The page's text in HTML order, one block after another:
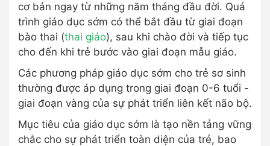
cơ bản ngay từ những năm tháng đầu đời. Quá
trình giáo dục sớm có thể bắt đầu từ giai đoạn
bào thai (thai giáo), sau khi chào đời và tiếp tục
cho đến khi trẻ bước vào giai đoạn mẫu giáo.
Các phương pháp giáo dục sớm cho trẻ sơ sinh
thường được áp dụng trong giai đoạn 0-6 tuổi -
giai đoạn vàng của sự phát triển liên kết não bộ.
Mục tiêu của giáo dục sớm là tạo nền tảng vững
chắc cho sự phát triển toàn diện của trẻ, bao